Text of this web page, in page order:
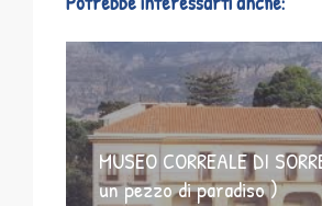
MUSEO CORREALE DI
un pezzo di paradiso )